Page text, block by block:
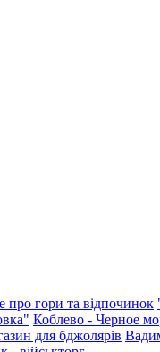
про гори та відпочинок
Коблево - Черное
для бджолярів